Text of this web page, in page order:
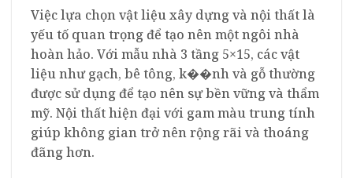
Việc lựa chọn vật liệu xây dựng và nội thất là
yếu tố quan trọng để tạo nên một ngôi nhà
hoàn hảo. Với mẫu nhà 3 tầng 5×15, các vật
liệu như gạch, bê tông, k��nh và gỗ thường
được sử dụng để tạo nên sự bền vững và thẩm
mỹ. Nội thất hiện đại với gam màu trung tính
giúp không gian trở nên rộng rãi và thoáng
đãng hơn.